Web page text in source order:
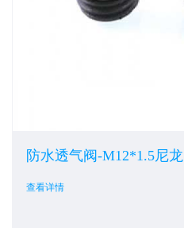
防水透气阀-M12*1.5尼龙
查看详情